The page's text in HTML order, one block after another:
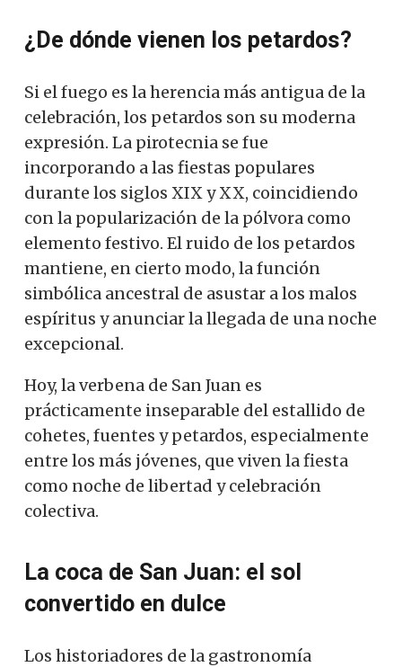
¿De dónde vienen los petardos?
Si el fuego es la herencia más antigua de la
celebración, los petardos son su moderna
expresión. La pirotecnia se fue
incorporando a las fiestas populares
durante los siglos XIX y XX, coincidiendo
con la popularización de la pólvora como
elemento festivo. El ruido de los petardos
mantiene, en cierto modo, la función
simbólica ancestral de asustar a los malos
espíritus y anunciar la llegada de una noche
excepcional.
Hoy, la verbena de San Juan es
prácticamente inseparable del estallido de
cohetes, fuentes y petardos, especialmente
entre los más jóvenes, que viven la fiesta
como noche de libertad y celebración
colectiva.
La coca de San Juan: el sol
convertido en dulce
Los historiadores de la gastronomía